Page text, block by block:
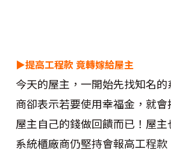
▶提高工程款 竟轉嫁給屋主
今天的屋主，一開始先找知名
商卻表示若要使用幸福金，就
屋主自己的錢做回饋而已！屋
系統櫃廠商仍堅持會報高工程